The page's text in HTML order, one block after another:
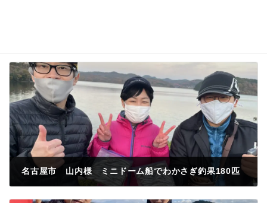
名古屋市 山内様 ミニドーム船でわかさぎ釣果180匹